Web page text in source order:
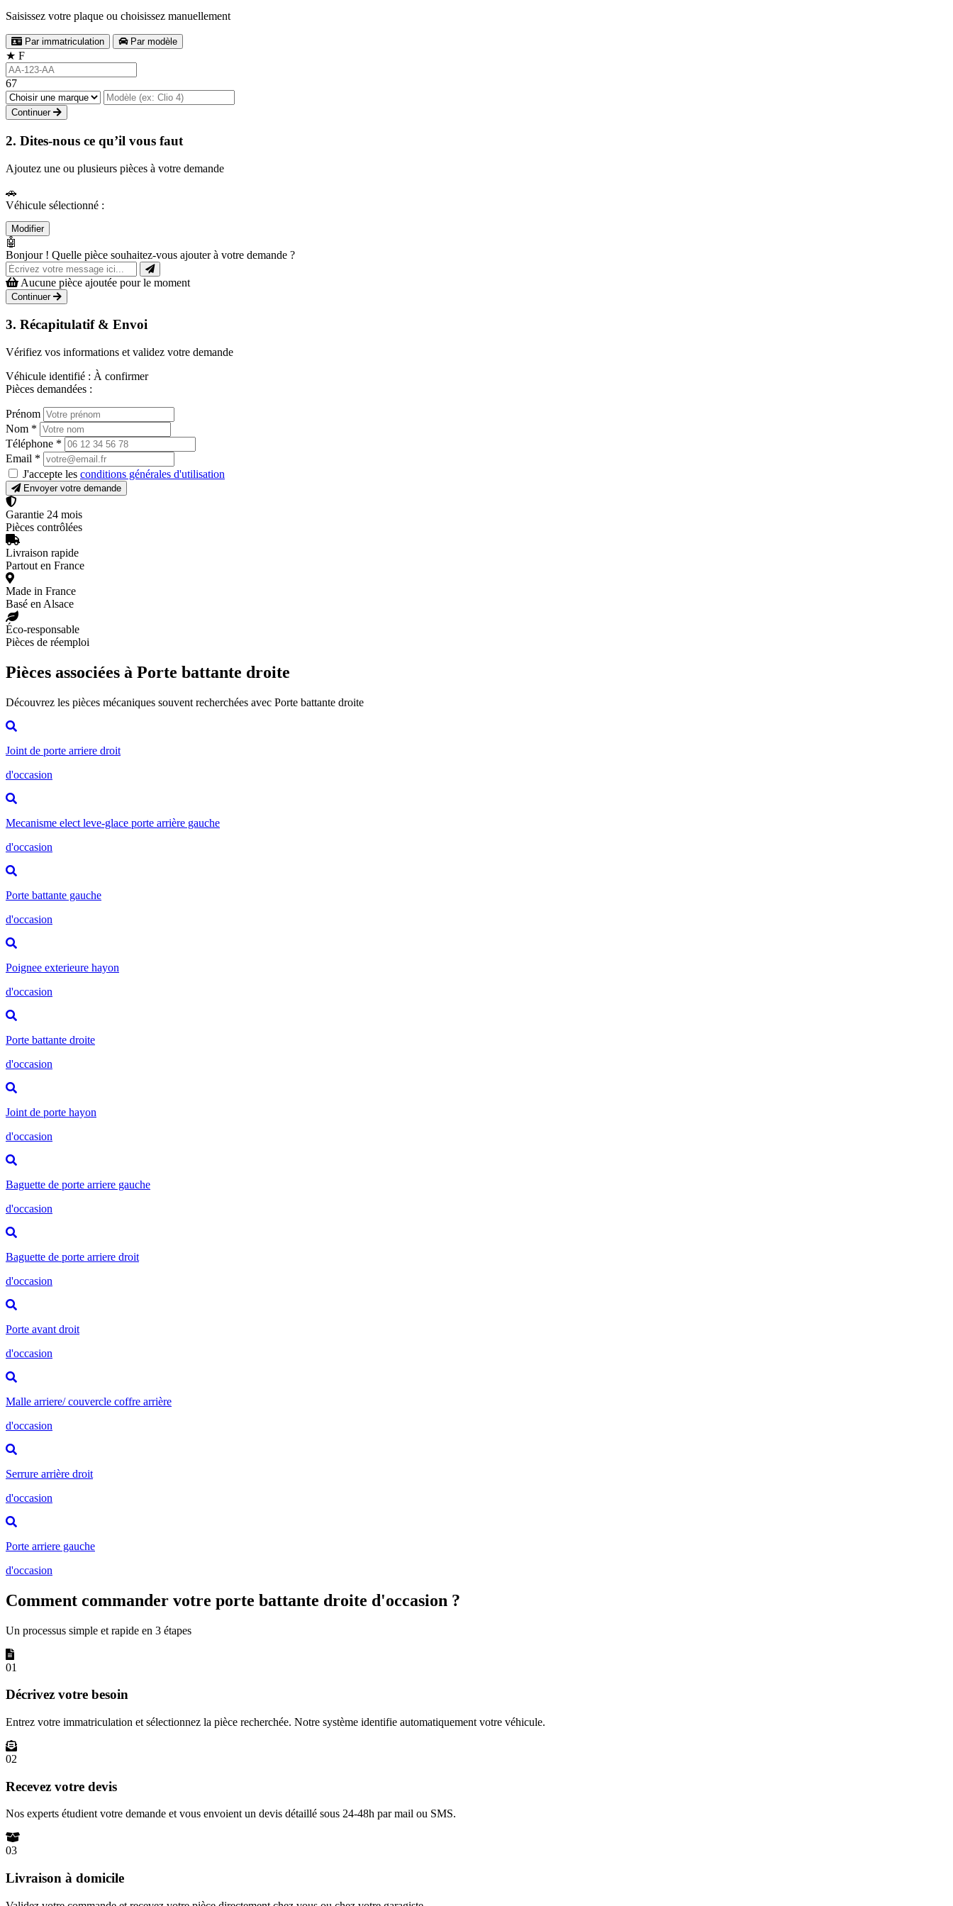
Saisissez votre plaque ou choisissez manuellement
Par immatriculation Par modèle
★ F
67
Continuer
2. Dites-nous ce qu’il vous faut
Ajoutez une ou plusieurs pièces à votre demande
🚗
Véhicule sélectionné :
Modifier
🤖
Bonjour ! Quelle pièce souhaitez-vous ajouter à votre demande ?
Aucune pièce ajoutée pour le moment
Continuer
3. Récapitulatif & Envoi
Vérifiez vos informations et validez votre demande
Véhicule identifié : À confirmer
Pièces demandées :
Prénom
Nom *
Téléphone *
Email *
J'accepte les conditions générales d'utilisation
Envoyer votre demande
Garantie 24 mois
Pièces contrôlées
Livraison rapide
Partout en France
Made in France
Basé en Alsace
Éco-responsable
Pièces de réemploi
Pièces associées à Porte battante droite
Découvrez les pièces mécaniques souvent recherchées avec Porte battante droite
Joint de porte arriere droit
d'occasion
Mecanisme elect leve-glace porte arrière gauche
d'occasion
Porte battante gauche
d'occasion
Poignee exterieure hayon
d'occasion
Porte battante droite
d'occasion
Joint de porte hayon
d'occasion
Baguette de porte arriere gauche
d'occasion
Baguette de porte arriere droit
d'occasion
Porte avant droit
d'occasion
Malle arriere/ couvercle coffre arrière
d'occasion
Serrure arrière droit
d'occasion
Porte arriere gauche
d'occasion
Comment commander votre porte battante droite d'occasion ?
Un processus simple et rapide en 3 étapes
01
Décrivez votre besoin
Entrez votre immatriculation et sélectionnez la pièce recherchée. Notre système identifie automatiquement votre véhicule.
02
Recevez votre devis
Nos experts étudient votre demande et vous envoient un devis détaillé sous 24-48h par mail ou SMS.
03
Livraison à domicile